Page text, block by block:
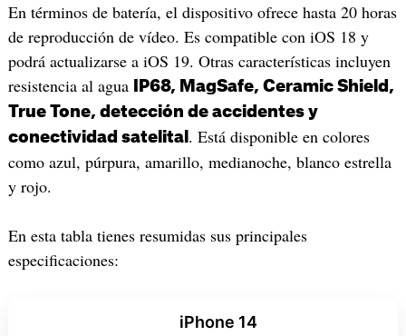
En términos de batería, el dispositivo ofrece hasta 20 horas
de reproducción de vídeo. Es compatible con iOS 18 y
podrá actualizarse a iOS 19. Otras características incluyen
resistencia al agua
IP68, MagSafe, Ceramic Shield,
True Tone, detección de accidentes y
conectividad satelital . Está disponible en colores
como azul, púrpura, amarillo, medianoche, blanco estrella
y rojo.
En esta tabla tienes resumidas sus principales
especificaciones:
iPhone 14